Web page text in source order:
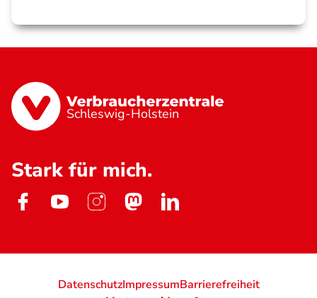
Schleswig-Holstein
Stark für mich.
DatenschutzImpressumBarrierefreiheit